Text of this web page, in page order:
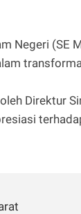
Negeri (SE
Direktur